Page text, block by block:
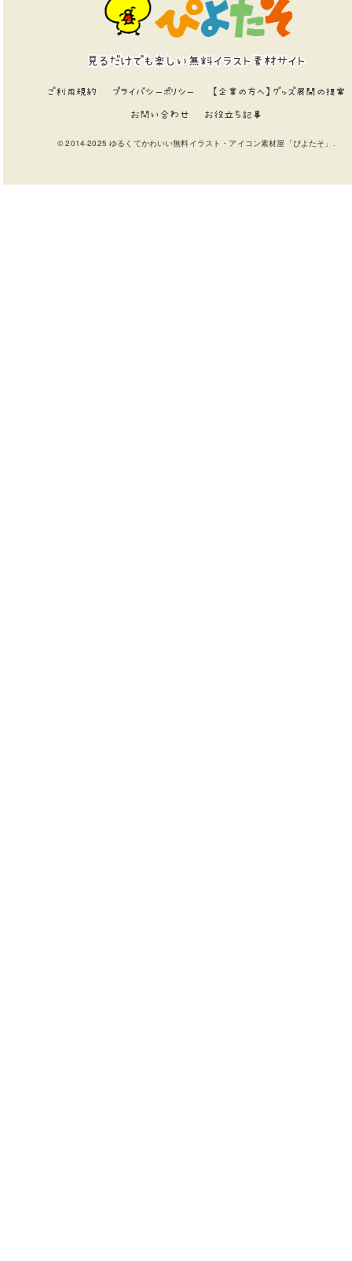
見るだけでも楽しい無料イラスト素材サイト
ご利用規約 プライバシーポリシー 【企業の方へ】グッズ展開の提案
お問い合わせ お役立ち記事
© 2014-2025 ゆるくてかわいい無料イラスト・アイコン素材屋「ぴよたそ」.